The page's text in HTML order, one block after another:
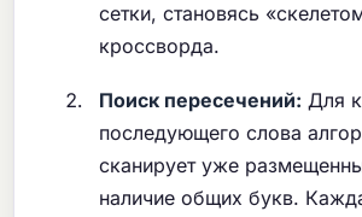
сетки, становясь
кроссворда.
Поиск пересечений: Для
последующего слова
сканирует уже
наличие общих букв.